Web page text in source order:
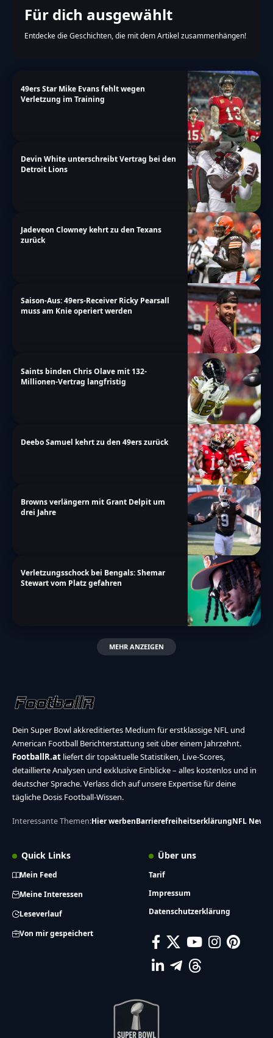
Für dich ausgewählt
Entdecke die Geschichten, die mit dem Artikel zusammenhängen!
49ers Star Mike Evans fehlt wegen
Verletzung im Training
Devin White unterschreibt Vertrag bei den
Detroit Lions
Jadeveon Clowney kehrt zu den Texans
zurück
Saison-Aus: 49ers-Receiver Ricky Pearsall
muss am Knie operiert werden
Saints binden Chris Olave mit 132-
Millionen-Vertrag langfristig
Deebo Samuel kehrt zu den 49ers zurück
Browns verlängern mit Grant Delpit um
drei Jahre
Verletzungsschock bei Bengals: Shemar
Stewart vom Platz gefahren
MEHR ANZEIGEN
Dein Super Bowl akkreditiertes Medium für erstklassige NFL und
American Football Berichterstattung seit über einem Jahrzehnt.
FootballR.at liefert dir topaktuelle Statistiken, Live-Scores,
detaillierte Analysen und exklusive Einblicke – alles kostenlos und in
deutscher Sprache. Verlass dich auf unsere Expertise für deine
tägliche Dosis Football-Wissen.
Interessante Themen:Hier werbenBarrierefreiheitserklärungNFL News
Quick Links
Mein Feed
Meine Interessen
Leseverlauf
Von mir gespeichert
Über uns
Tarif
Impressum
Datenschutzerklärung